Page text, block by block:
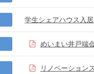
学生シェアハウス入
めいまい井戸端
リノベーション